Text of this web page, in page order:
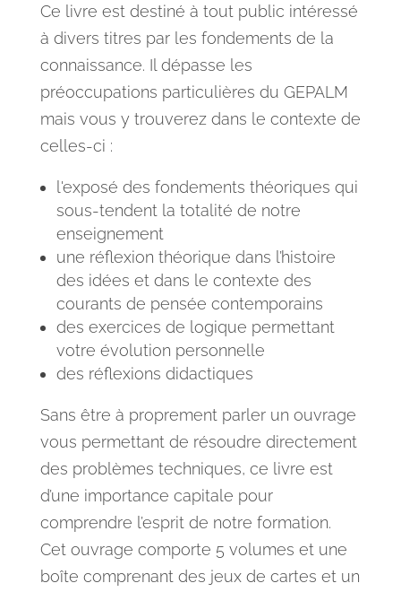
Ce livre est destiné à tout public intéressé
à divers titres par les fondements de la
connaissance. Il dépasse les
préoccupations particulières du GEPALM
mais vous y trouverez dans le contexte de
celles-ci :
l'exposé des fondements théoriques qui
sous-tendent la totalité de notre
enseignement
une réflexion théorique dans l’histoire
des idées et dans le contexte des
courants de pensée contemporains
des exercices de logique permettant
votre évolution personnelle
des réflexions didactiques
Sans être à proprement parler un ouvrage
vous permettant de résoudre directement
des problèmes techniques, ce livre est
d’une importance capitale pour
comprendre l’esprit de notre formation.
Cet ouvrage comporte 5 volumes et une
boîte comprenant des jeux de cartes et un